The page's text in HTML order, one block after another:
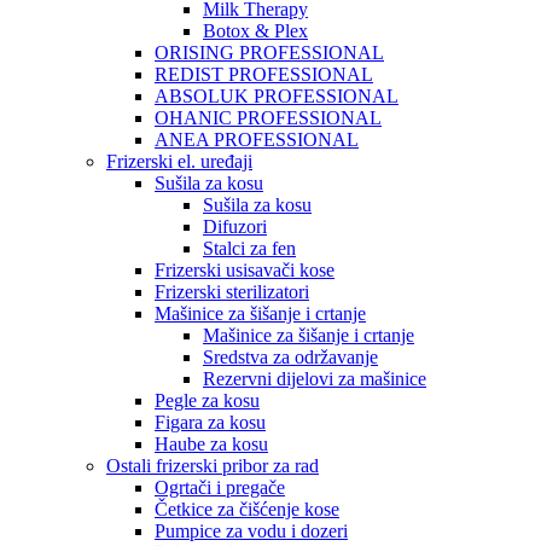
Milk Therapy
Botox & Plex
ORISING PROFESSIONAL
REDIST PROFESSIONAL
ABSOLUK PROFESSIONAL
OHANIC PROFESSIONAL
ANEA PROFESSIONAL
Frizerski el. uređaji
Sušila za kosu
Sušila za kosu
Difuzori
Stalci za fen
Frizerski usisavači kose
Frizerski sterilizatori
Mašinice za šišanje i crtanje
Mašinice za šišanje i crtanje
Sredstva za održavanje
Rezervni dijelovi za mašinice
Pegle za kosu
Figara za kosu
Haube za kosu
Ostali frizerski pribor za rad
Ogrtači i pregače
Četkice za čišćenje kose
Pumpice za vodu i dozeri